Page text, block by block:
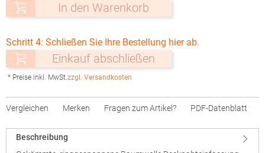
In den Warenkorb
Schritt 4: Schließen Sie Ihre Bestellung hier ab.
Einkauf abschließen
* Preise inkl. MwSt.zzgl. Versandkosten
Vergleichen Merken Fragen zum Artikel? PDF-Datenblatt
Beschreibung